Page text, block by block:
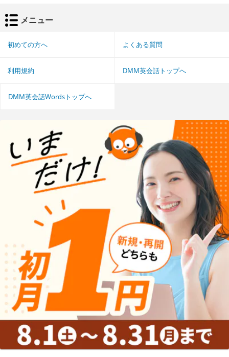
メニュー
初めての方へ よくある質問
利用規約 DMM英会話トップへ
DMM英会話Wordsトップへ